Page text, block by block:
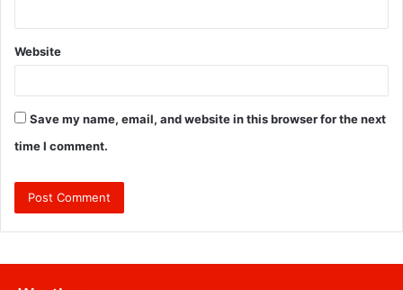
Website
Save my name, email, and website in this browser for the next
time I comment.